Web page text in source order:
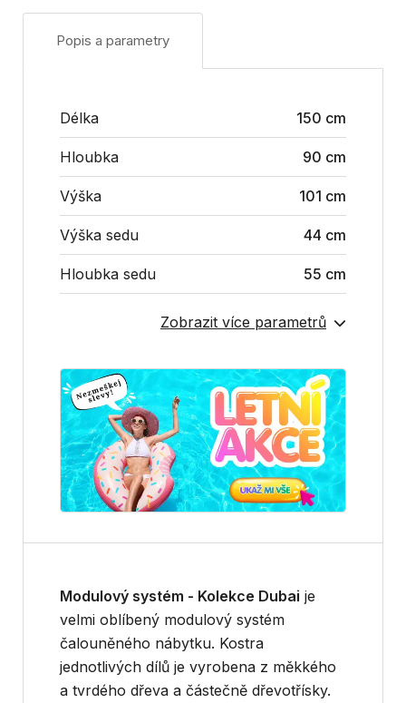
Popis a parametry
Délka 150 cm
Hloubka 90 cm
Výška 101 cm
Výška sedu 44 cm
Hloubka sedu 55 cm
Zobrazit více parametrů
Modulový systém - Kolekce Dubai je
velmi oblíbený modulový systém
čalouněného nábytku. Kostra
jednotlivých dílů je vyrobena z měkkého
a tvrdého dřeva a částečně dřevotřísky.